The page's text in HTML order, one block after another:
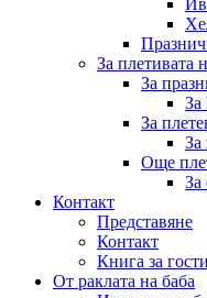
За плетивата
За
За
За
За
Още
За
Контакт
Представяне
Контакт
Книга за гости
От раклата на баба